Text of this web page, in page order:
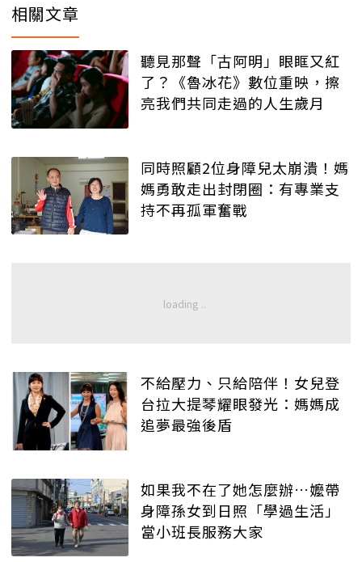
相關文章
聽見那聲「古阿明」眼眶又紅
了？《魯冰花》數位重映，擦
亮我們共同走過的人生歲月
同時照顧2位身障兒太崩潰！媽
媽勇敢走出封閉圈：有專業支
持不再孤軍奮戰
不給壓力、只給陪伴！女兒登
台拉大提琴耀眼發光：媽媽成
追夢最強後盾
如果我不在了她怎麼辦…嬤帶
身障孫女到日照「學過生活」
當小班長服務大家